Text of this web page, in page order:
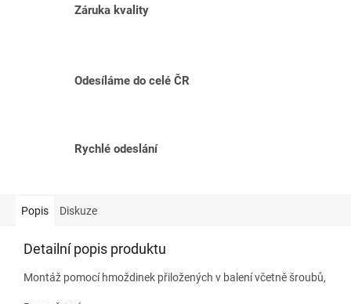
Záruka kvality
Odesíláme do celé ČR
Rychlé odeslání
Popis Diskuze
Detailní popis produktu
Montáž pomocí hmoždinek přiložených v balení včetně šroubů,